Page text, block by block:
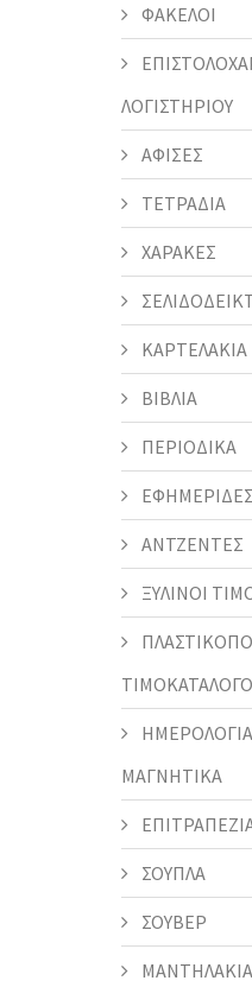
ΦΑΚΕΛΟΙ
ΛΟΓΙΣΤΗΡΙΟΥ
ΑΦΙΣΕΣ
ΤΕΤΡΑΔΙΑ
ΧΑΡΑΚΕΣ
ΚΑΡΤΕΛΑΚΙΑ
ΒΙΒΛΙΑ
ΠΕΡΙΟΔΙΚΑ
ΕΦΗΜΕΡΙΔΕΣ
ΑΝΤΖΕΝΤΕΣ
ΞΥΛΙΝΟΙ
ΗΜΕΡΟΛΟΓΙΑ
ΜΑΓΝΗΤΙΚΑ
ΣΟΥΠΛΑ
ΣΟΥΒΕΡ
ΜΑΝΤΗΛΑΚΙΑ